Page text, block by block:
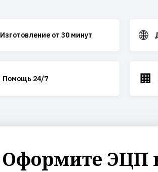
Изготовление от 30 минут 🌐
Помощь 24/7 🏢
Оформите ЭЦП